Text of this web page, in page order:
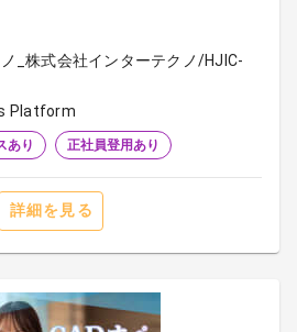
_株式会社インターテクノ/HJIC-
Platform
あり 正社員登用あり
詳細を見る